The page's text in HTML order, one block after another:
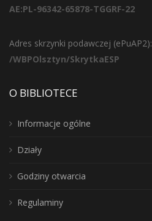
AE:PL-96342-65878-TGGRF-22
Adres skrzynki podawczej (ePuAP2):
/WBPOlsztyn/SkrytkaESP
O BIBLIOTECE
Informacje ogólne
Działy
Godziny otwarcia
Regulaminy